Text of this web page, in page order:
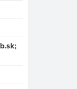
b.sk;